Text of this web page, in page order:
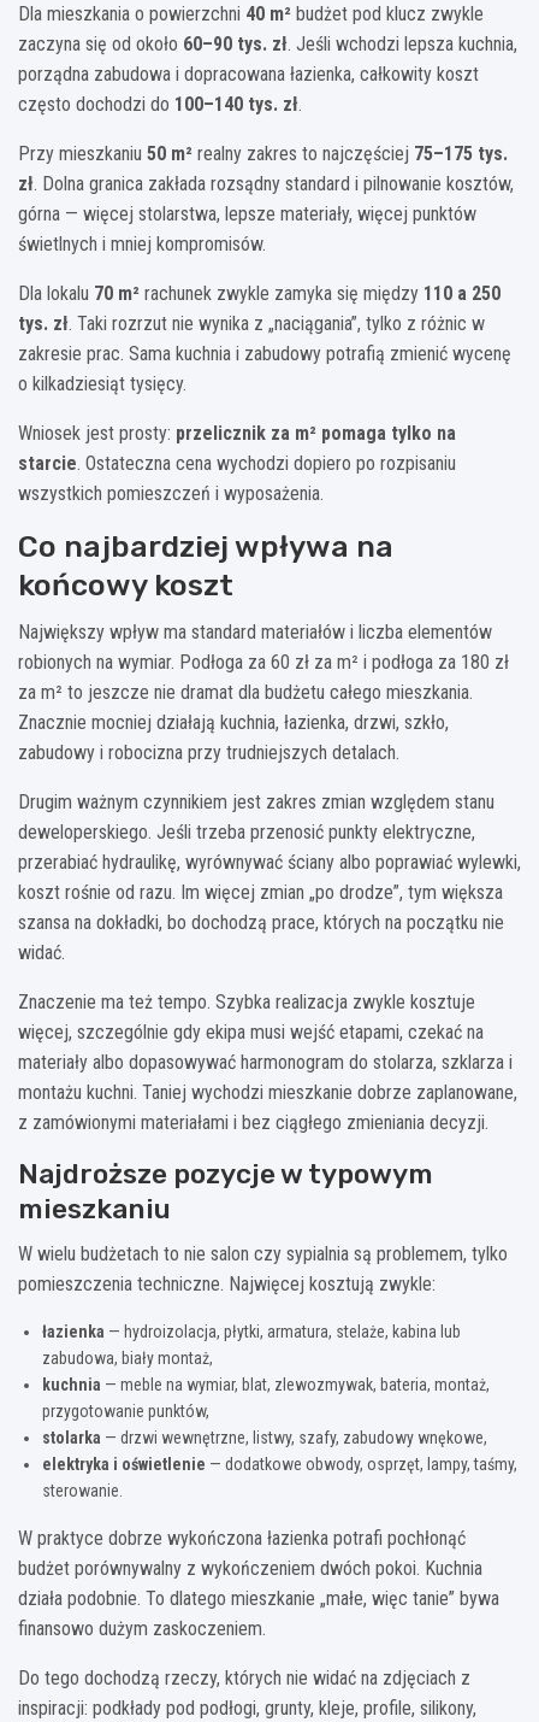
Dla mieszkania o powierzchni 40 m² budżet pod klucz zwykle
zaczyna się od około 60–90 tys. zł. Jeśli wchodzi lepsza kuchnia,
porządna zabudowa i dopracowana łazienka, całkowity koszt
często dochodzi do 100–140 tys. zł.
Przy mieszkaniu 50 m² realny zakres to najczęściej 75–175 tys.
zł. Dolna granica zakłada rozsądny standard i pilnowanie kosztów,
górna — więcej stolarstwa, lepsze materiały, więcej punktów
świetlnych i mniej kompromisów.
Dla lokalu 70 m² rachunek zwykle zamyka się między 110 a 250
tys. zł. Taki rozrzut nie wynika z „naciągania”, tylko z różnic w
zakresie prac. Sama kuchnia i zabudowy potrafią zmienić wycenę
o kilkadziesiąt tysięcy.
Wniosek jest prosty: przelicznik za m² pomaga tylko na
starcie. Ostateczna cena wychodzi dopiero po rozpisaniu
wszystkich pomieszczeń i wyposażenia.
Co najbardziej wpływa na
końcowy koszt
Największy wpływ ma standard materiałów i liczba elementów
robionych na wymiar. Podłoga za 60 zł za m² i podłoga za 180 zł
za m² to jeszcze nie dramat dla budżetu całego mieszkania.
Znacznie mocniej działają kuchnia, łazienka, drzwi, szkło,
zabudowy i robocizna przy trudniejszych detalach.
Drugim ważnym czynnikiem jest zakres zmian względem stanu
deweloperskiego. Jeśli trzeba przenosić punkty elektryczne,
przerabiać hydraulikę, wyrównywać ściany albo poprawiać wylewki,
koszt rośnie od razu. Im więcej zmian „po drodze”, tym większa
szansa na dokładki, bo dochodzą prace, których na początku nie
widać.
Znaczenie ma też tempo. Szybka realizacja zwykle kosztuje
więcej, szczególnie gdy ekipa musi wejść etapami, czekać na
materiały albo dopasowywać harmonogram do stolarza, szklarza i
montażu kuchni. Taniej wychodzi mieszkanie dobrze zaplanowane,
z zamówionymi materiałami i bez ciągłego zmieniania decyzji.
Najdroższe pozycje w typowym
mieszkaniu
W wielu budżetach to nie salon czy sypialnia są problemem, tylko
pomieszczenia techniczne. Najwięcej kosztują zwykle:
łazienka — hydroizolacja, płytki, armatura, stelaże, kabina lub
zabudowa, biały montaż,
kuchnia — meble na wymiar, blat, zlewozmywak, bateria, montaż,
przygotowanie punktów,
stolarka — drzwi wewnętrzne, listwy, szafy, zabudowy wnękowe,
elektryka i oświetlenie — dodatkowe obwody, osprzęt, lampy, taśmy,
sterowanie.
W praktyce dobrze wykończona łazienka potrafi pochłonąć
budżet porównywalny z wykończeniem dwóch pokoi. Kuchnia
działa podobnie. To dlatego mieszkanie „małe, więc tanie” bywa
finansowo dużym zaskoczeniem.
Do tego dochodzą rzeczy, których nie widać na zdjęciach z
inspiracji: podkłady pod podłogi, grunty, kleje, profile, silikony,